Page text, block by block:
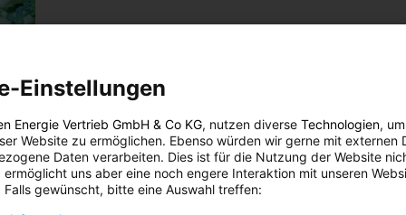
Einstellungen
Energie Vertrieb GmbH & Co KG, nutzen diverse Technologien,
Website zu ermöglichen. Ebenso würden wir gerne mit externen
Daten verarbeiten. Dies ist für die Nutzung der Website
ermöglicht uns aber eine noch engere Interaktion mit unseren
Falls gewünscht, bitte eine Auswahl treffen: